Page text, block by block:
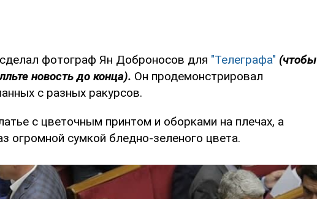
фотограф Ян Доброносов для "Телеграфа" (чтобы
новость до конца). Он продемонстрировал
с разных ракурсов.
с цветочным принтом и оборками на плечах, а
огромной сумкой бледно-зеленого цвета.